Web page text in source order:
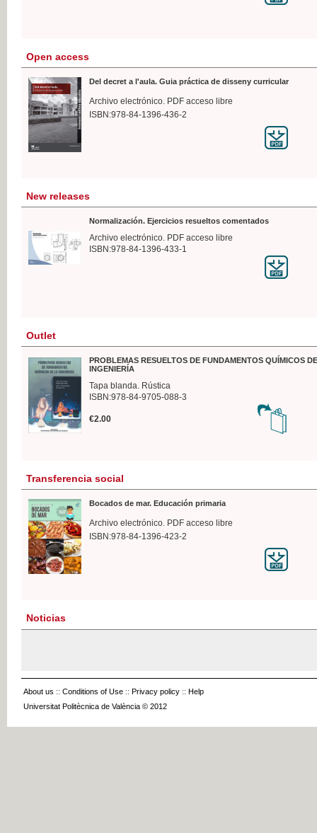
Open access
Del decret a l'aula. Guia práctica de disseny curricular
Archivo electrónico. PDF acceso libre
ISBN:978-84-1396-436-2
New releases
Normalización. Ejercicios resueltos comentados
Archivo electrónico. PDF acceso libre
ISBN:978-84-1396-433-1
Outlet
PROBLEMAS RESUELTOS DE FUNDAMENTOS QUÍMICOS
INGENIERÍA
Tapa blanda. Rústica
ISBN:978-84-9705-088-3
€2.00
Transferencia social
Bocados de mar. Educación primaria
Archivo electrónico. PDF acceso libre
ISBN:978-84-1396-423-2
Noticias
About us :: Conditions of Use :: Privacy policy :: Help
Universitat Politècnica de València © 2012